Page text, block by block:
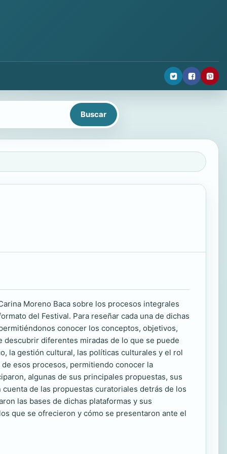
Moreno Baca sobre los procesos integrales
del Festival. Para reseñar cada una de dichas
conocer los conceptos, objetivos,
diferentes miradas de lo que se puede
la gestión cultural, las políticas culturales y el rol
esos procesos, permitiendo conocer la
algunas de sus principales propuestas, sus
de las propuestas curatoriales detrás de los
las bases de dichas plataformas y sus
que se ofrecieron y cómo se presentaron ante el